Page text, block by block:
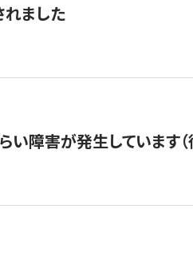
ました
い障害が発生しています（